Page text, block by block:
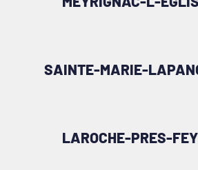
SAINTE-MARIE-
LAROCHE-PRES-